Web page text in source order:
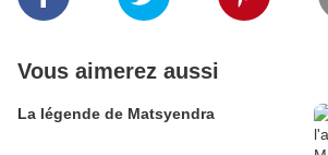
Vous aimerez aussi
La légende de Matsyendra